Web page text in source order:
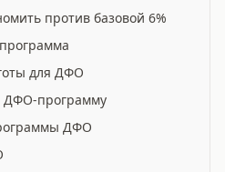
против базовой 6%
для ДФО
ДФО-программу
ДФО